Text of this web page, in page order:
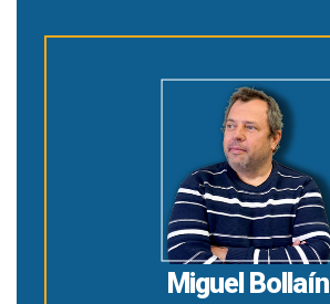
Miguel Bollaín